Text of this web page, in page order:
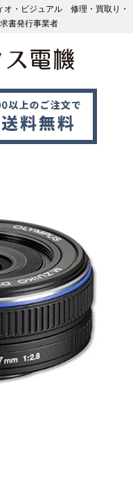
・ビジュアル 修理・買取り・
書発行事業者